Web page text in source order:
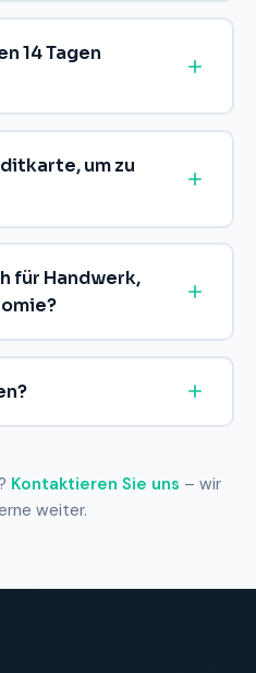
14 Tagen
um zu
für Handwerk,
Kontaktieren Sie uns – wir
weiter.